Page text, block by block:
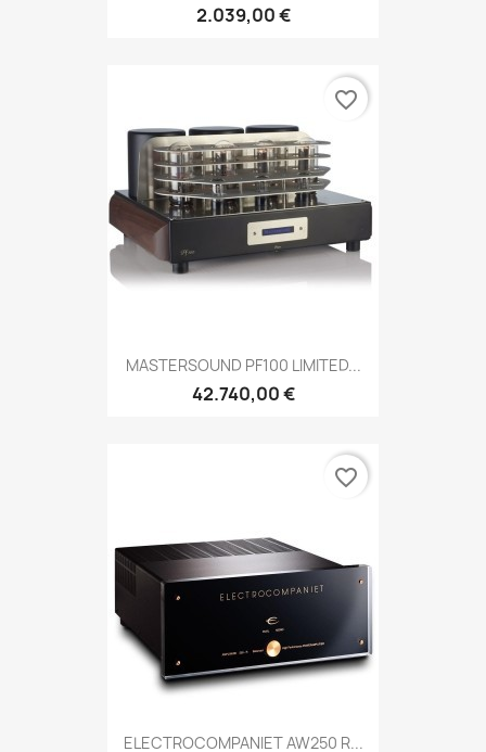
2.039,00 €
MASTERSOUND PF100 LIMITED...
42.740,00 €
favorite_border
ELECTROCOMPANIET AW250 R...
favorite_border